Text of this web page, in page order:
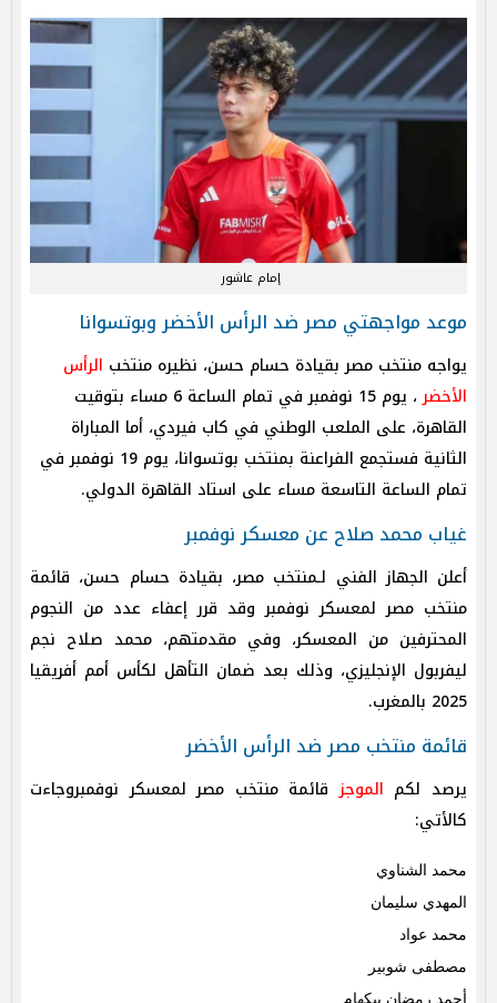
إمام عاشور
موعد مواجهتي مصر ضد الرأس الأخضر وبوتسوانا
الرأس
الأخضر
، يوم 15 نوفمبر في تمام الساعة 6 مساء بتوقيت
القاهرة، على الملعب الوطني في كاب فيردي، أما المباراة
الثانية فستجمع الفراعنة بمنتخب بوتسوانا، يوم 19 نوفمبر في
تمام الساعة التاسعة مساء على استاد القاهرة الدولي.
غياب محمد صلاح عن معسكر نوفمبر
أعلن الجهاز الفني لـمنتخب مصر، بقيادة حسام حسن، قائمة
منتخب مصر لمعسكر نوفمبر وقد قرر إعفاء عدد من النجوم
المحترفين من المعسكر، وفي مقدمتهم، محمد صلاح نجم
ليفربول الإنجليزي، وذلك بعد ضمان التأهل لكأس أمم أفريقيا
2025 بالمغرب.
قائمة منتخب مصر ضد الرأس الأخضر
يرصد لكم الموجزقائمةمنتخب مصر لمعسكر نوفمبروجاءت
كالأتي:
محمد الشناوي
المهدي سليمان
محمد عواد
مصطفى شوبير
أحمد رمضان بيكهام